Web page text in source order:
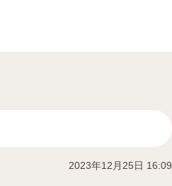
2023年12月25日 16:09